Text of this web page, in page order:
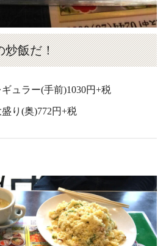
炒飯だ！
ュラー(手前)1030円+税
り(奥)772円+税